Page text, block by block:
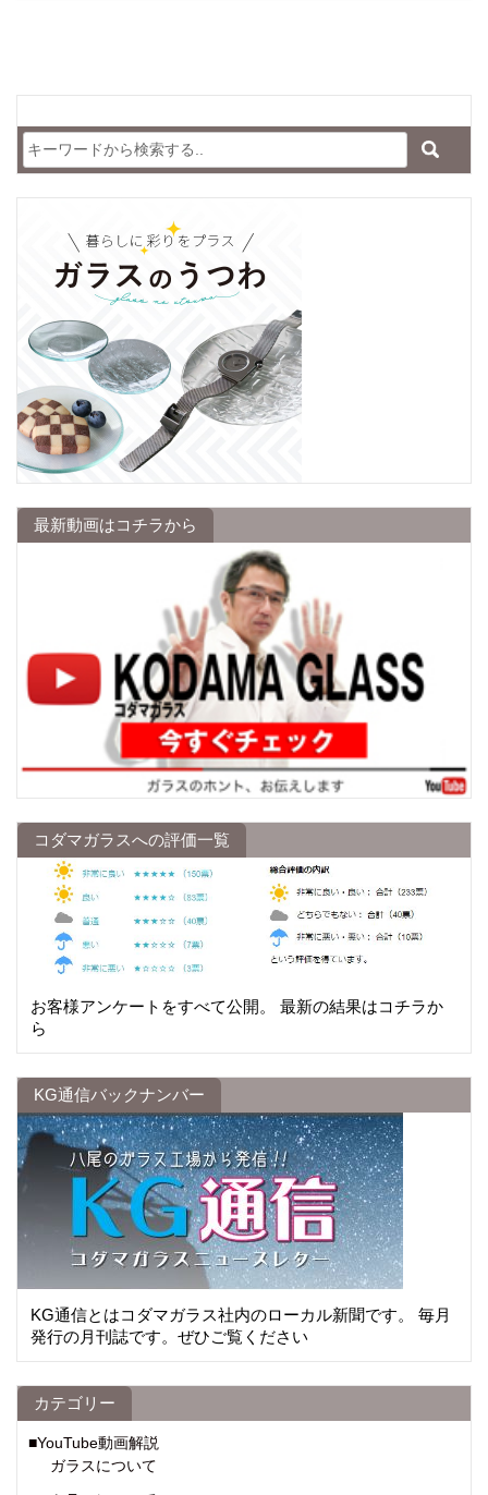
最新動画はコチラから
コダマガラスへの評価一覧
お客様アンケートをすべて公開。 最新の結果はコチラか
ら
KG通信バックナンバー
KG通信とはコダマガラス社内のローカル新聞です。 毎月
発行の月刊誌です。ぜひご覧ください
カテゴリー
■YouTube動画解説
ガラスについて